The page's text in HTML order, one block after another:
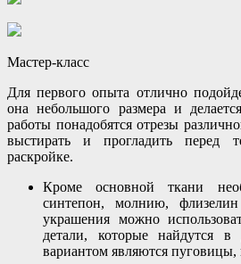
Мастер-класс
Для первого опыта отлично
она небольшого размера и
работы понадобятся отрезы
выстирать и прогладить перед
раскройке.
Кроме основной ткани
синтепон, молнию,
украшения можно
детали, которые найдутся
вариантом являются